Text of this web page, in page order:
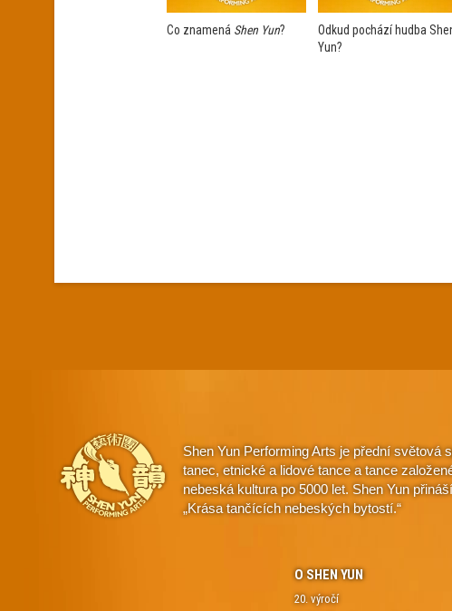
Co znamená Shen Yun?
Odkud pochází hudba
Yun?
Shen Yun Performing Arts je přední
tanec, etnické a lidové tance a tance
nebeská kultura po 5000 let. Shen Yun
„Krása tančících nebeských bytostí.“
O SHEN YUN
20. výročí